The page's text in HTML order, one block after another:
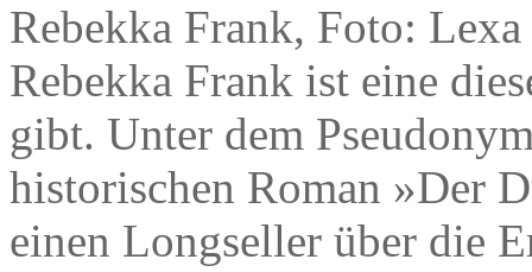
Rebekka Frank, Foto: Lexa
Rebekka Frank ist eine
gibt. Unter dem
historischen Roman »Der
einen Longseller über die